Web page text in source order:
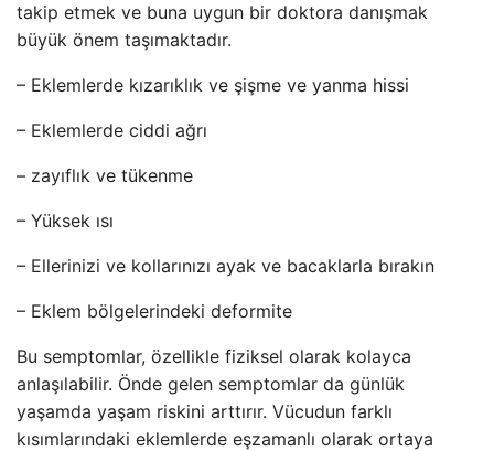
takip etmek ve buna uygun bir doktora danışmak
büyük önem taşımaktadır.
– Eklemlerde kızarıklık ve şişme ve yanma hissi
– Eklemlerde ciddi ağrı
– zayıflık ve tükenme
– Yüksek ısı
– Ellerinizi ve kollarınızı ayak ve bacaklarla bırakın
– Eklem bölgelerindeki deformite
Bu semptomlar, özellikle fiziksel olarak kolayca
anlaşılabilir. Önde gelen semptomlar da günlük
yaşamda yaşam riskini arttırır. Vücudun farklı
kısımlarındaki eklemlerde eşzamanlı olarak ortaya